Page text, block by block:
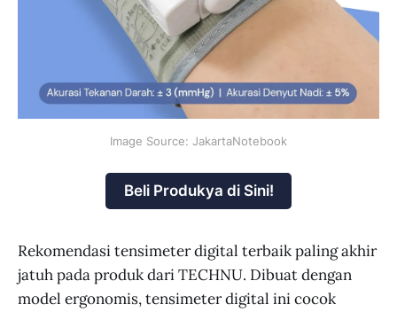
Image Source: JakartaNotebook
Beli Produkya di Sini!
Rekomendasi tensimeter digital terbaik paling akhir
jatuh pada produk dari TECHNU. Dibuat dengan
model ergonomis, tensimeter digital ini cocok